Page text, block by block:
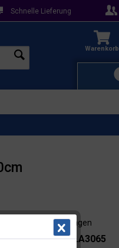
Schnelle Lieferung
Warenkorb
Lieferzeit: 3-4 Tagen
Artikel-Nr.: 21.A3065